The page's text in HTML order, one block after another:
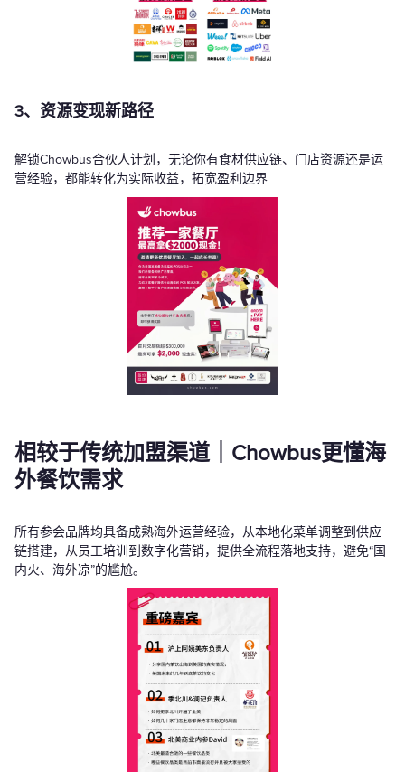
3、资源变现新路径
解锁Chowbus合伙人计划，无论你有食材供应链、门店资源还是运
营经验，都能转化为实际收益，拓宽盈利边界
相较于传统加盟渠道｜Chowbus更懂海
外餐饮需求
所有参会品牌均具备成熟海外运营经验，从本地化菜单调整到供应
链搭建，从员工培训到数字化营销，提供全流程落地支持，避免“国
内火、海外凉”的尴尬。